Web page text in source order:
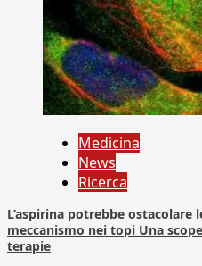
Medicina
News
Ricerca
L’aspirina potrebbe ostacolare
meccanismo nei topi Una
terapie